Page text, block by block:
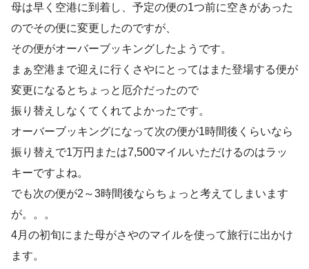
母は早く空港に到着し、予定の便の1つ前に空きがあった
のでその便に変更したのですが、
その便がオーバーブッキングしたようです。
まぁ空港まで迎えに行くさやにとってはまた登場する便が
変更になるとちょっと厄介だったので
振り替えしなくてくれてよかったです。
オーバーブッキングになって次の便が1時間後くらいなら
振り替えで1万円または7,500マイルいただけるのはラッ
キーですよね。
でも次の便が2～3時間後ならちょっと考えてしまいます
が。。。
4月の初旬にまた母がさやのマイルを使って旅行に出かけ
ます。